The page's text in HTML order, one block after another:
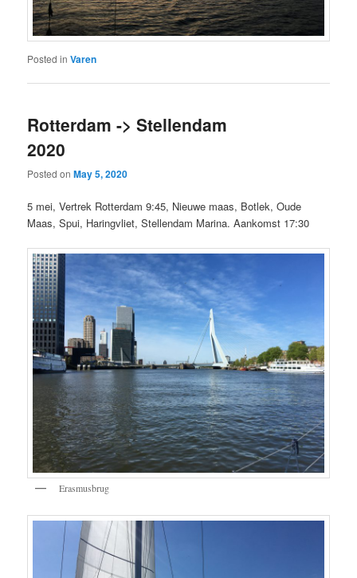
Posted in Varen
Rotterdam -> Stellendam
2020
Posted onMay 5, 2020
5 mei, Vertrek Rotterdam 9:45, Nieuwe maas, Botlek, Oude
Maas, Spui, Haringvliet, Stellendam Marina. Aankomst 17:30
Erasmusbrug